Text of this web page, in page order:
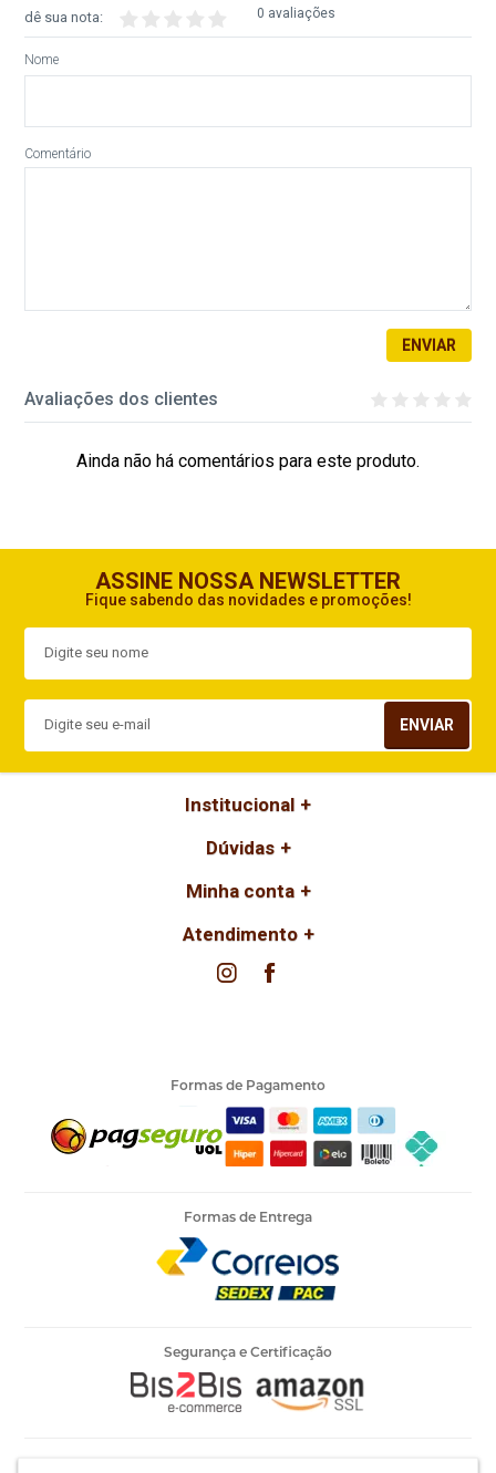
0 avaliações
dê sua nota:
Nome
Comentário
ENVIAR
Avaliações dos clientes
Ainda não há comentários para este produto.
ASSINE NOSSA NEWSLETTER
Fique sabendo das novidades e promoções!
ENVIAR
Institucional
Dúvidas
Minha conta
Atendimento
Formas de Pagamento
Formas de Entrega
Segurança e Certificação